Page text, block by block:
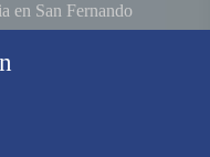
en San Fernando